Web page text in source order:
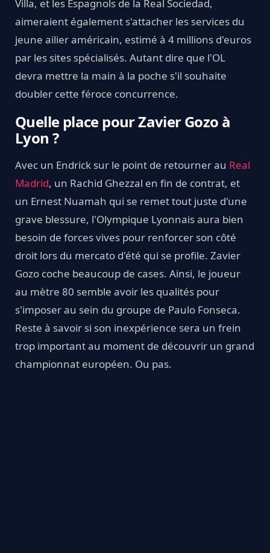
Villa, et les Espagnols de la Real Sociedad,
aimeraient également s'attacher les services du
jeune ailier américain, estimé à 4 millions d'euros
par les sites spécialisés. Autant dire que l'OL
devra mettre la main à la poche s'il souhaite
doubler cette féroce concurrence.
Quelle place pour Zavier Gozo à
Lyon ?
Avec un Endrick sur le point de retourner au Real
Madrid, un Rachid Ghezzal en fin de contrat, et
un Ernest Nuamah qui se remet tout juste d'une
grave blessure, l'Olympique Lyonnais aura bien
besoin de forces vives pour renforcer son côté
droit lors du mercato d'été qui se profile. Zavier
Gozo coche beaucoup de cases. Ainsi, le joueur
au mètre 80 semble avoir les qualités pour
s'imposer au sein du groupe de Paulo Fonseca.
Reste à savoir si son inexpérience sera un frein
trop important au moment de découvrir un grand
championnat européen. Ou pas.